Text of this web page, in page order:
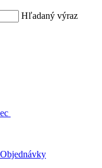
Hľadaný výraz